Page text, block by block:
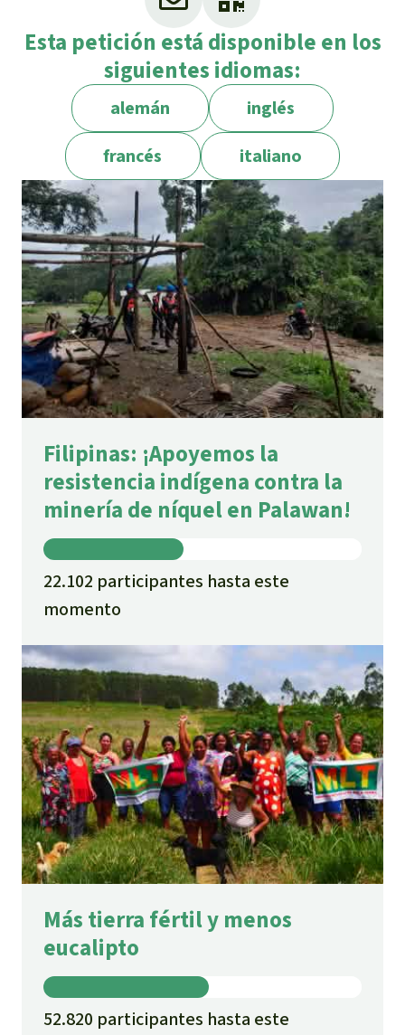
Esta petición está disponible en los
siguientes idiomas:
alemán
inglés
francés
italiano
Filipinas: ¡Apoyemos la
resistencia indígena contra la
minería de níquel en Palawan!
22.102 participantes hasta este
momento
Más tierra fértil y menos
eucalipto
52.820 participantes hasta este